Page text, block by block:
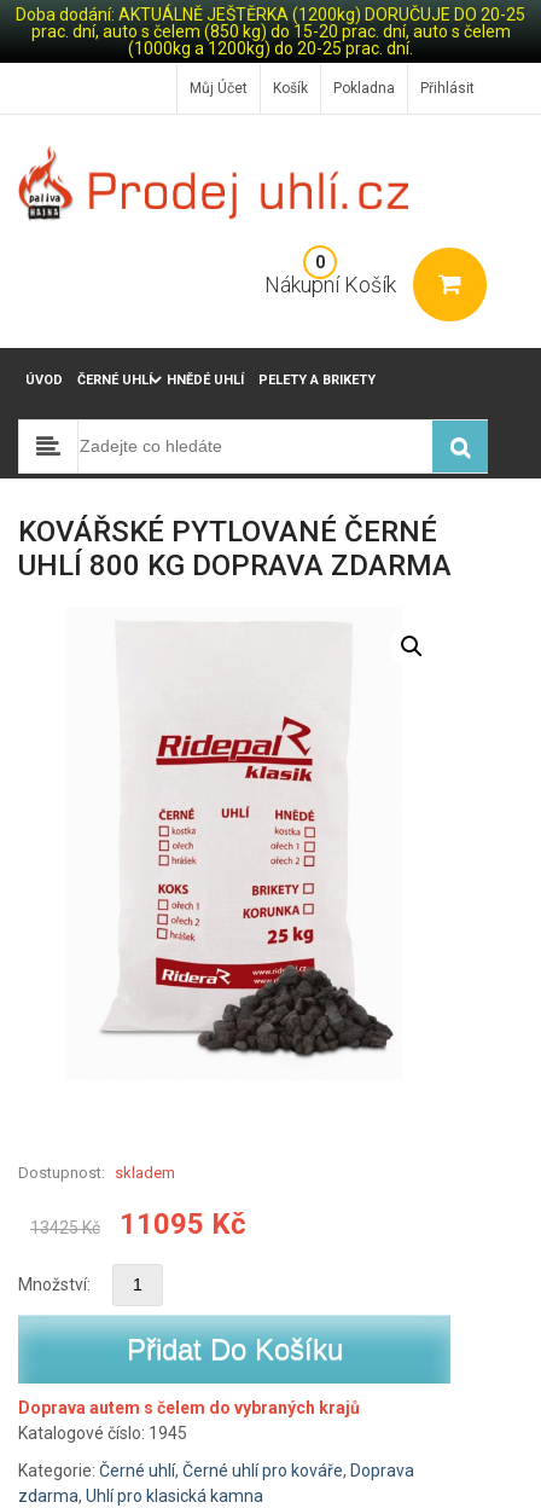
Doba dodání: AKTUÁLNĚ JEŠTĚRKA (1200kg) DORUČUJE DO 20-25
prac. dní, auto s čelem (850 kg) do 15-20 prac. dní, auto s čelem
(1000kg a 1200kg) do 20-25 prac. dní.
Můj Účet Košík Pokladna Přihlásit
Nákupní Košík
0
ÚVOD ČERNÉ UHLÍ HNĚDÉ UHLÍ PELETY A BRIKETY
KOVÁŘSKÉ PYTLOVANÉ ČERNÉ
UHLÍ 800 KG DOPRAVA ZDARMA
Dostupnost: skladem
13425Kč
Původní
cena
byla:
13425 Kč.
11095 Kč
je:
11095 Kč.
Množství:
Přidat Do Košíku
Doprava autem s čelem do vybraných krajů
Katalogové číslo: 1945
Kategorie: Černé uhlí, Černé uhlí pro kováře, Doprava
zdarma, Uhlí pro klasická kamna